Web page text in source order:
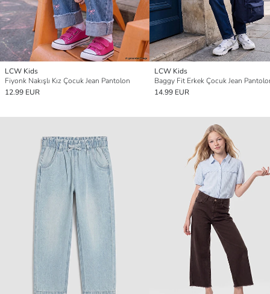
LCW Kids
Fiyonk Nakışlı Kız Çocuk Jean Pantolon
12.99 EUR
LCW Kids
Baggy Fit Erkek Çocuk Jean
14.99 EUR